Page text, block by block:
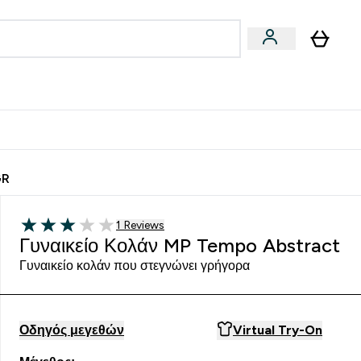
3 out of 5 stars
1 customer reviews
1 Reviews
Γυναικείο Κολάν MP Tempo Abstract
Γυναικείο κολάν που στεγνώνει γρήγορα
Οδηγός μεγεθών Virtual Try-On